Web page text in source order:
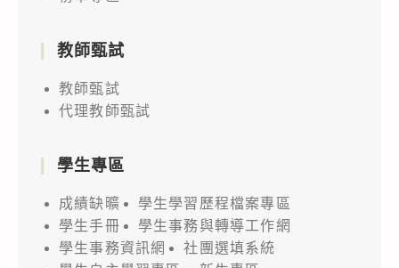
教師甄試
教師甄試
代理教師甄試
學生專區
成績缺曠
學生學習歷程檔案專區
學生手冊
學生事務與轉導工作網
學生事務資訊網
社團選填系統